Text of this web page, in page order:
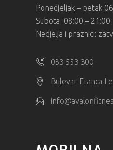
Ponedjeljak – petak
Subota 08:00 – 21:00
Nedjelja i praznici:
033 553 300
Bulevar Franca